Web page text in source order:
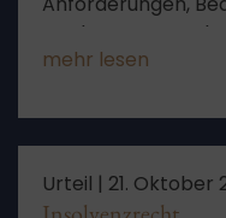
Forderungen,
sichergestellt,
mehr lesen
Urteil | 21. Oktober